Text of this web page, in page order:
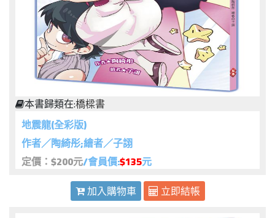
本書歸類在:橋樑書
地震龍(全彩版)
作者／陶綺彤;繪者／子詡
定價：$200元/會員價:$135元
加入購物車
立即結帳